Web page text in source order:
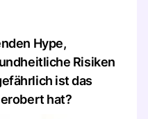
Hype,
Risiken
ist das
hat?